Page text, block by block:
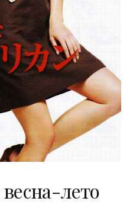
лето